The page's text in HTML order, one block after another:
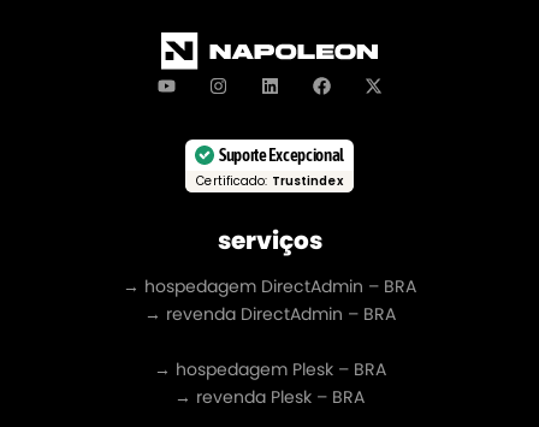
Suporte Excepcional
Certificado: Trustindex
serviços
→ hospedagem DirectAdmin – BRA
→ revenda DirectAdmin – BRA
→ hospedagem Plesk – BRA
→ revenda Plesk – BRA